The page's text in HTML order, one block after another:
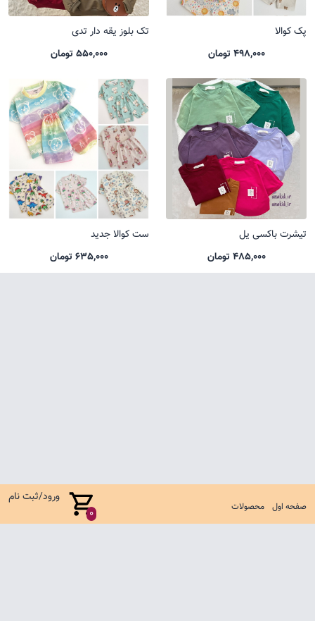
صفحه اول محصولات 0
ورود/ثبت نام
پک کوالا
498,000 تومان
تک بلوز یقه دار تدی
550,000 تومان
تیشرت باکسی یل
485,000 تومان
ست کوالا جدید
635,000 تومان